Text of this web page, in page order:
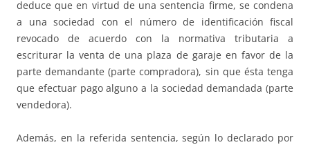
deduce que en virtud de una sentencia firme, se condena
a una sociedad con el número de identificación fiscal
revocado de acuerdo con la normativa tributaria a
escriturar la venta de una plaza de garaje en favor de la
parte demandante (parte compradora), sin que ésta tenga
que efectuar pago alguno a la sociedad demandada (parte
vendedora).
Además, en la referida sentencia, según lo declarado por